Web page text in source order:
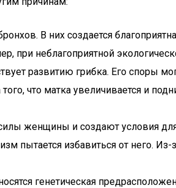
В них создается
неблагоприятной
развитию грибка. Его споры
что матка увеличивается и
женщины и создают условия для
пытается избавиться от него. Из-
генетическая